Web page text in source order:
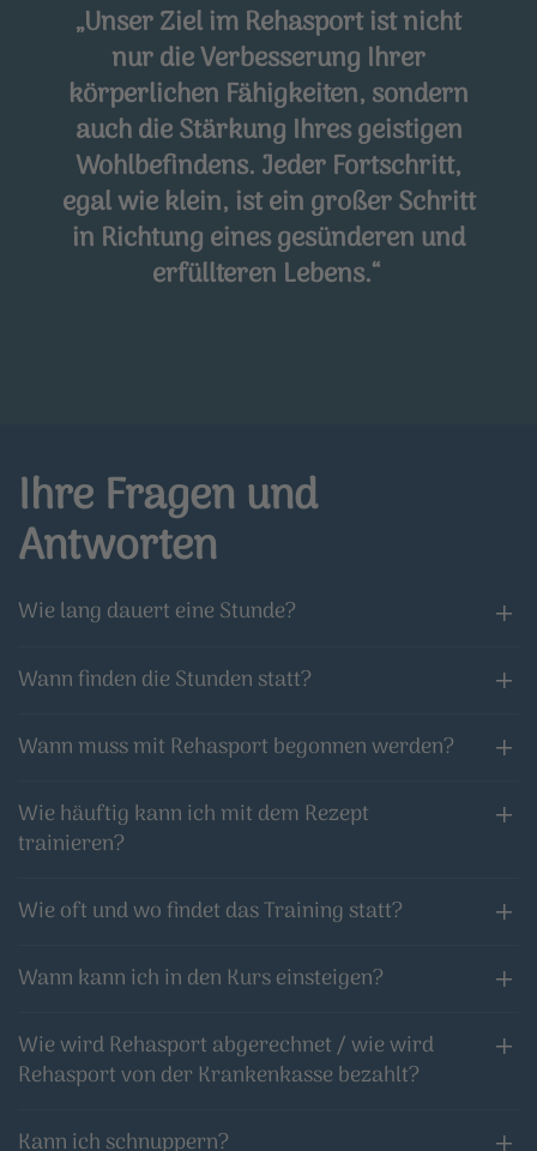
„Unser Ziel im Rehasport ist nicht
nur die Verbesserung Ihrer
körperlichen Fähigkeiten, sondern
auch die Stärkung Ihres geistigen
Wohlbefindens. Jeder Fortschritt,
egal wie klein, ist ein großer Schritt
in Richtung eines gesünderen und
erfüllteren Lebens.“
Ihre Fragen und
Antworten
Wie lang dauert eine Stunde?
Wann finden die Stunden statt?
Wann muss mit Rehasport begonnen werden?
Wie häuftig kann ich mit dem Rezept
trainieren?
Wie oft und wo findet das Training statt?
Wann kann ich in den Kurs einsteigen?
Wie wird Rehasport abgerechnet / wie wird
Rehasport von der Krankenkasse bezahlt?
Kann ich schnuppern?